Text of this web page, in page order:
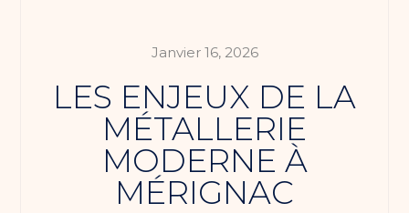
Janvier 16, 2026
LES ENJEUX DE LA
MÉTALLERIE
MODERNE À
MÉRIGNAC